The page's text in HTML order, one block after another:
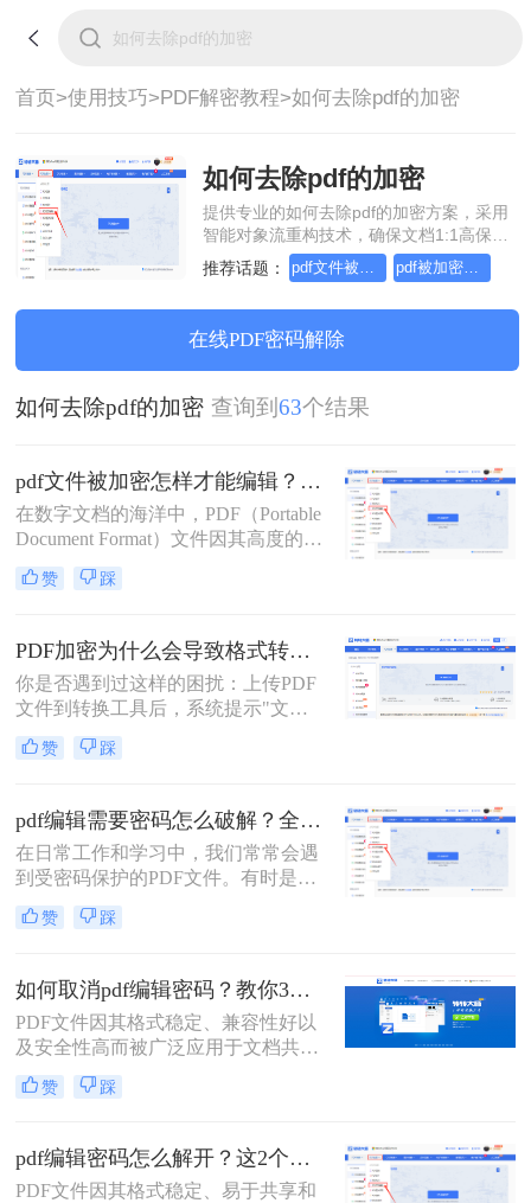
首页>使用技巧>PDF解密教程>如何去除pdf的加密
如何去除pdf的加密
提供专业的如何去除pdf的加密方案，采用
智能对象流重构技术，确保文档1:1高保真
还原且排版不乱码。支持一键批量处理，
全链路 SSL 加密保障隐私安全。助您快速
办公。
推荐话题： pdf文件被加密,怎样才能编辑 pdf被加密无法编辑怎么解除
在线PDF密码解除
如何去除pdf的加密 查询到63个结果
pdf文件被加密怎样才能编辑？这几种操作方法十分简单!！
在数字文档的海洋中，PDF（Portable
Document Format）文件因其高度的可
移植性和良好的排版保持性而备受青
睐。然而，当这些PDF文件被加密以
挑战。本文将深入探讨pdf文件被加密
怎样才能编辑，为您提供实用的解决
方案。
赞 踩
PDF加密为什么会导致格式转换失败？3分钟看懂原因与解决方案！
你是否遇到过这样的困扰：上传PDF
文件到转换工具后，系统提示"文件
加密，无法转换"？90%的PDF格式转
换失败都源于加密问题！那么PDF加
文将深度解析PDF加密与格式转换的
关系，提供安全、合法、零风险的解
决方案，助你轻松解决这一痛点。内
容基于Adobe官方文档，拒绝第三方
风险工具，让你的PDF转换效率提升
300%！
赞 踩
pdf编辑需要密码怎么破解？全面指南与高效方法详解！
在日常工作和学习中，我们常常会遇
到受密码保护的PDF文件。有时是因
为时间久远忘记了密码，有时是接收
了来自同事或客户的加密文件却未能
PDF密码的需求确实存在。那么pdf编
辑需要密码怎么破解呢？
赞 踩
如何取消pdf编辑密码？教你3个解密方法！
PDF文件因其格式稳定、兼容性好以
及安全性高而被广泛应用于文档共享
和存储。然而，有时我们可能需要取
消PDF文件的编辑密码，以便进行进
编辑密码呢？本文将介绍三种取消
PDF编辑密码的方法。
赞 踩
pdf编辑密码怎么解开？这2个方法帮你实现！
PDF文件因其格式稳定、易于共享和